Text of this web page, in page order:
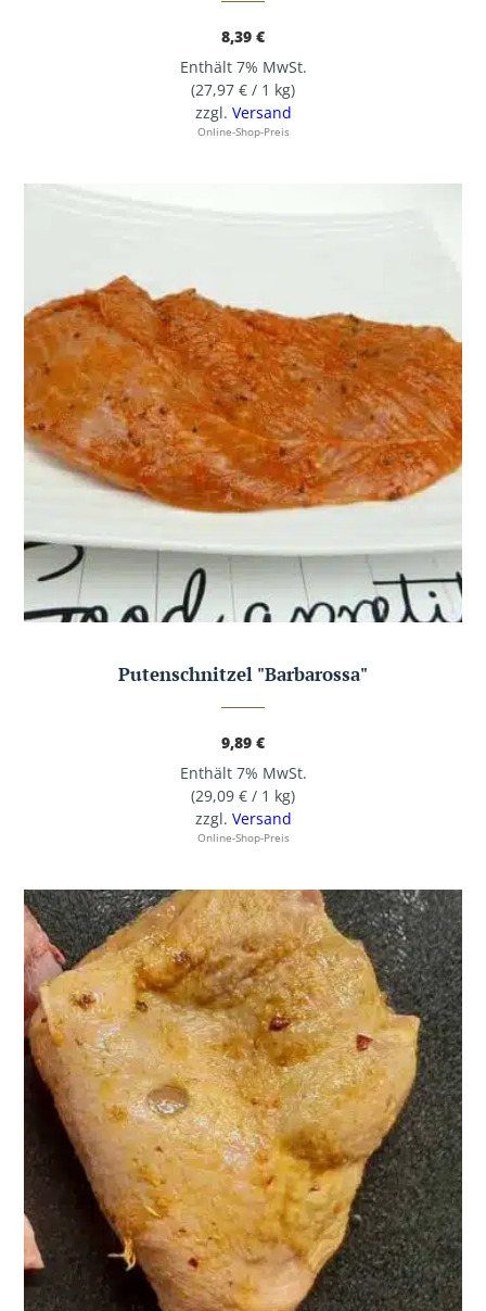
8,39 €
Enthält 7% MwSt.
(27,97 € / 1 kg)
zzgl. Versand
Online-Shop-Preis
Putenschnitzel "Barbarossa"
9,89 €
Enthält 7% MwSt.
(29,09 € / 1 kg)
zzgl. Versand
Online-Shop-Preis